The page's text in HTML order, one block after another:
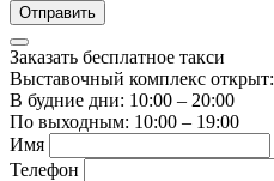
Отправить
Заказать бесплатное такси
Выставочный комплекс открыт:
В будние дни: 10:00 – 20:00
По выходным: 10:00 – 19:00
Имя
Телефон